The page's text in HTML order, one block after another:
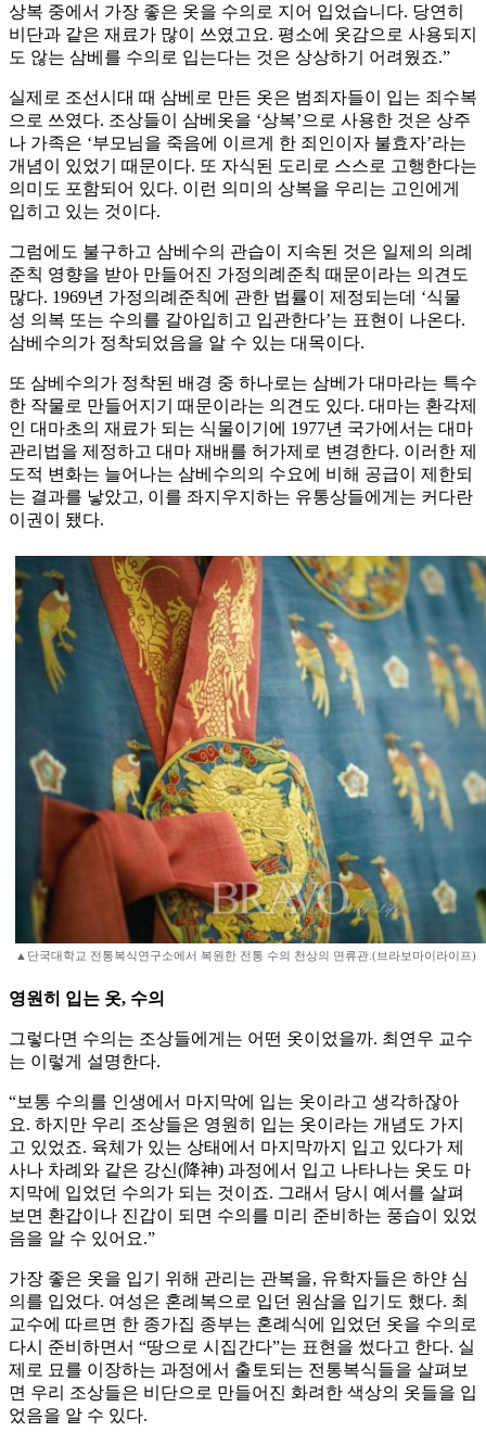
상복 중에서 가장 좋은 옷을 수의로 지어 입었습니다. 당연히
비단과 같은 재료가 많이 쓰였고요. 평소에 옷감으로 사용되지
도 않는 삼베를 수의로 입는다는 것은 상상하기 어려웠죠.”
실제로 조선시대 때 삼베로 만든 옷은 범죄자들이 입는 죄수복
으로 쓰였다. 조상들이 삼베옷을 ‘상복’으로 사용한 것은 상주
나 가족은 ‘부모님을 죽음에 이르게 한 죄인이자 불효자’라는
개념이 있었기 때문이다. 또 자식된 도리로 스스로 고행한다는
의미도 포함되어 있다. 이런 의미의 상복을 우리는 고인에게
입히고 있는 것이다.
그럼에도 불구하고 삼베수의 관습이 지속된 것은 일제의 의례
준칙 영향을 받아 만들어진 가정의례준칙 때문이라는 의견도
많다. 1969년 가정의례준칙에 관한 법률이 제정되는데 ‘식물
성 의복 또는 수의를 갈아입히고 입관한다’는 표현이 나온다.
삼베수의가 정착되었음을 알 수 있는 대목이다.
또 삼베수의가 정착된 배경 중 하나로는 삼베가 대마라는 특수
한 작물로 만들어지기 때문이라는 의견도 있다. 대마는 환각제
인 대마초의 재료가 되는 식물이기에 1977년 국가에서는 대마
관리법을 제정하고 대마 재배를 허가제로 변경한다. 이러한 제
도적 변화는 늘어나는 삼베수의의 수요에 비해 공급이 제한되
는 결과를 낳았고, 이를 좌지우지하는 유통상들에게는 커다란
이권이 됐다.
▲단국대학교 전통복식연구소에서 복원한 전통 수의 천상의 면류관.(브라보마이라이프)
영원히 입는 옷, 수의
그렇다면 수의는 조상들에게는 어떤 옷이었을까. 최연우 교수
는 이렇게 설명한다.
“보통 수의를 인생에서 마지막에 입는 옷이라고 생각하잖아
요. 하지만 우리 조상들은 영원히 입는 옷이라는 개념도 가지
고 있었죠. 육체가 있는 상태에서 마지막까지 입고 있다가 제
사나 차례와 같은 강신(降神) 과정에서 입고 나타나는 옷도 마
지막에 입었던 수의가 되는 것이죠. 그래서 당시 예서를 살펴
보면 환갑이나 진갑이 되면 수의를 미리 준비하는 풍습이 있었
음을 알 수 있어요.”
가장 좋은 옷을 입기 위해 관리는 관복을, 유학자들은 하얀 심
의를 입었다. 여성은 혼례복으로 입던 원삼을 입기도 했다. 최
교수에 따르면 한 종가집 종부는 혼례식에 입었던 옷을 수의로
다시 준비하면서 “땅으로 시집간다”는 표현을 썼다고 한다. 실
제로 묘를 이장하는 과정에서 출토되는 전통복식들을 살펴보
면 우리 조상들은 비단으로 만들어진 화려한 색상의 옷들을 입
었음을 알 수 있다.